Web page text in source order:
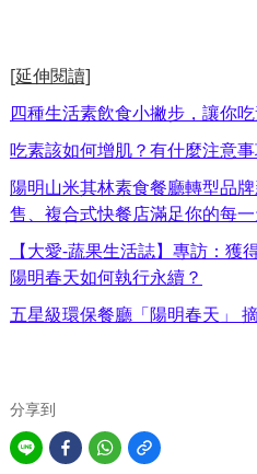
[延伸閱讀]
四種生活素飲食小撇步，讓你吃
吃素該如何增肌？有什麼注意事
陽明山米其林素食餐廳轉型品
售、複合式快餐店滿足你的每
【大愛-蔬果生活誌】專訪：
陽明春天如何執行永續？
五星級環保餐廳「陽明春天」
分享到